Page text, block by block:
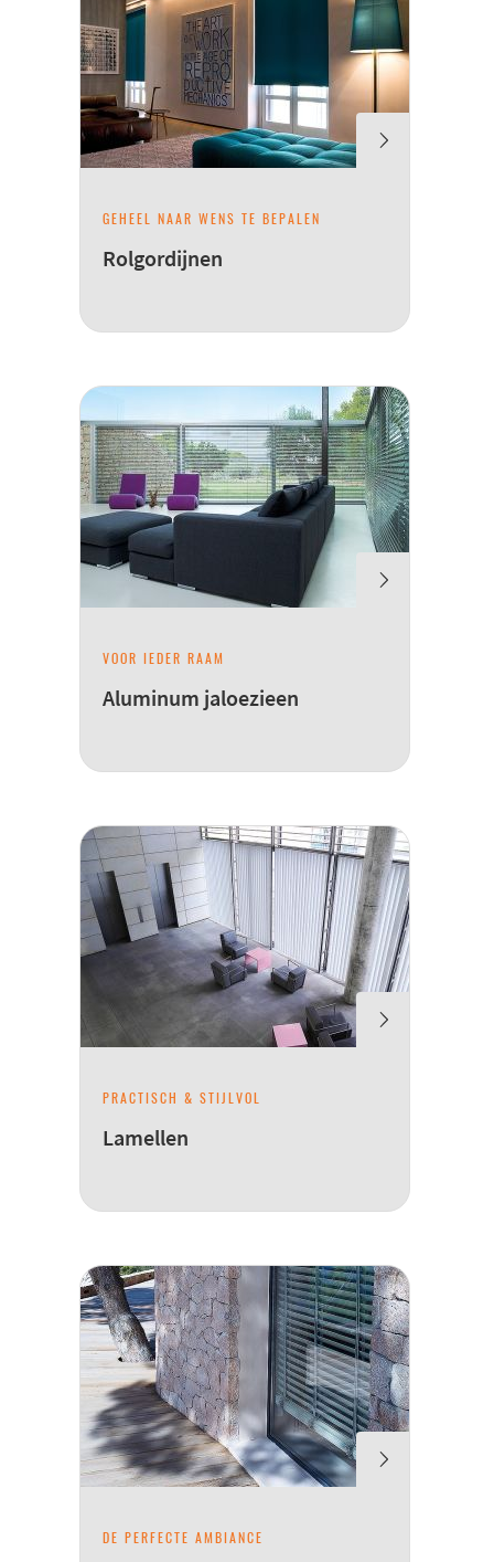
GEHEEL NAAR WENS TE BEPALEN
Rolgordijnen
VOOR IEDER RAAM
Aluminum jaloezieen
PRACTISCH & STIJLVOL
Lamellen
DE PERFECTE AMBIANCE